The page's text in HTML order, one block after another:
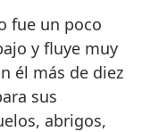
fue un poco
y fluye muy
él más de diez
sus
abrigos,